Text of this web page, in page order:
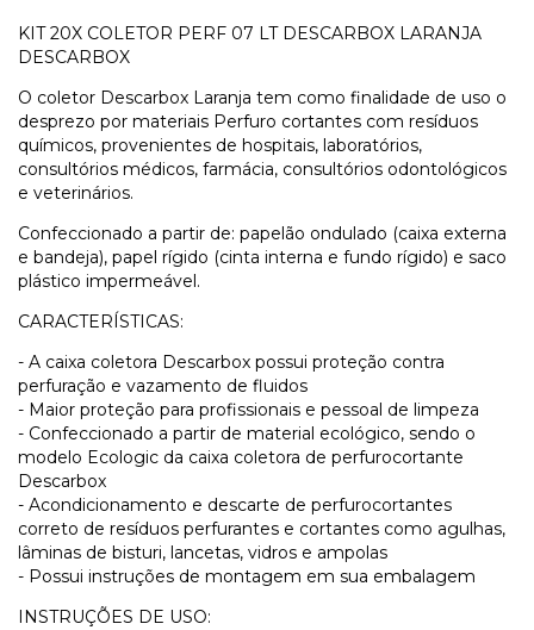
KIT 20X COLETOR PERF 07 LT DESCARBOX LARANJA
DESCARBOX
O coletor Descarbox Laranja tem como finalidade de uso o
desprezo por materiais Perfuro cortantes com resíduos
químicos, provenientes de hospitais, laboratórios,
consultórios médicos, farmácia, consultórios odontológicos
e veterinários.
Confeccionado a partir de: papelão ondulado (caixa externa
e bandeja), papel rígido (cinta interna e fundo rígido) e saco
plástico impermeável.
CARACTERÍSTICAS:
- A caixa coletora Descarbox possui proteção contra
perfuração e vazamento de fluidos
- Maior proteção para profissionais e pessoal de limpeza
- Confeccionado a partir de material ecológico, sendo o
modelo Ecologic da caixa coletora de perfurocortante
Descarbox
- Acondicionamento e descarte de perfurocortantes
correto de resíduos perfurantes e cortantes como agulhas,
lâminas de bisturi, lancetas, vidros e ampolas
- Possui instruções de montagem em sua embalagem
INSTRUÇÕES DE USO: